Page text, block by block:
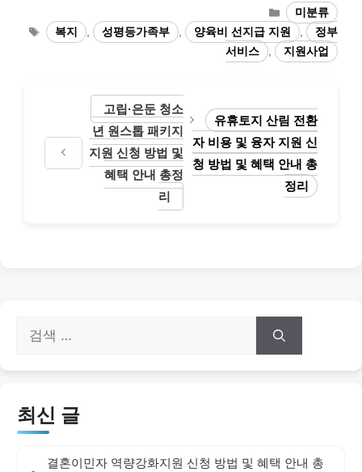
카
테
고
리
미분류
태
그
복지 , 성평등가족부 , 양육비 선지급 지원 ,
정부
서비스
, 지원사업
고립·은둔 청소
년 원스톱 패키지
지원 신청 방법 및
혜택 안내 총정
리
유휴토지 산림 전환
자 비용 및 융자 지원 신
청 방법 및 혜택 안내 총
정리
최신 글
결혼이민자 역량강화지원 신청 방법 및 혜택 안내 총